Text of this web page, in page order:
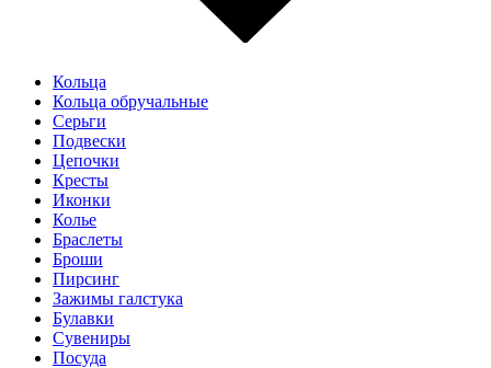
Кольца
Кольца обручальные
Серьги
Подвески
Цепочки
Кресты
Иконки
Колье
Браслеты
Броши
Пирсинг
Зажимы галстука
Булавки
Сувениры
Посуда